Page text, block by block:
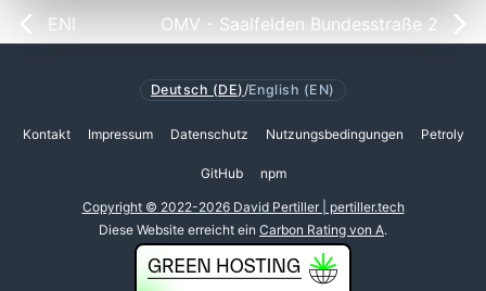
ENI OMV - Saalfelden Bundesstraße 2
Deutsch (DE)/English (EN)
Kontakt Impressum Datenschutz Nutzungsbedingungen Petroly
GitHub npm
Copyright © 2022-2026 David Pertiller | pertiller.tech
Diese Website erreicht ein Carbon Rating von A.